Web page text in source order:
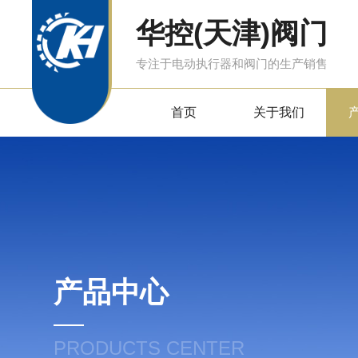
华控(天津)阀门
专注于电动执行器和阀门的生产销售
首页 关于我们
产品中心
PRODUCTS CENTER